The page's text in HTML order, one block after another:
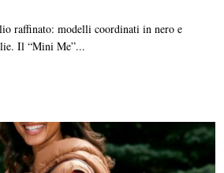
raffinato: modelli coordinati in nero e
Il “Mini Me”...